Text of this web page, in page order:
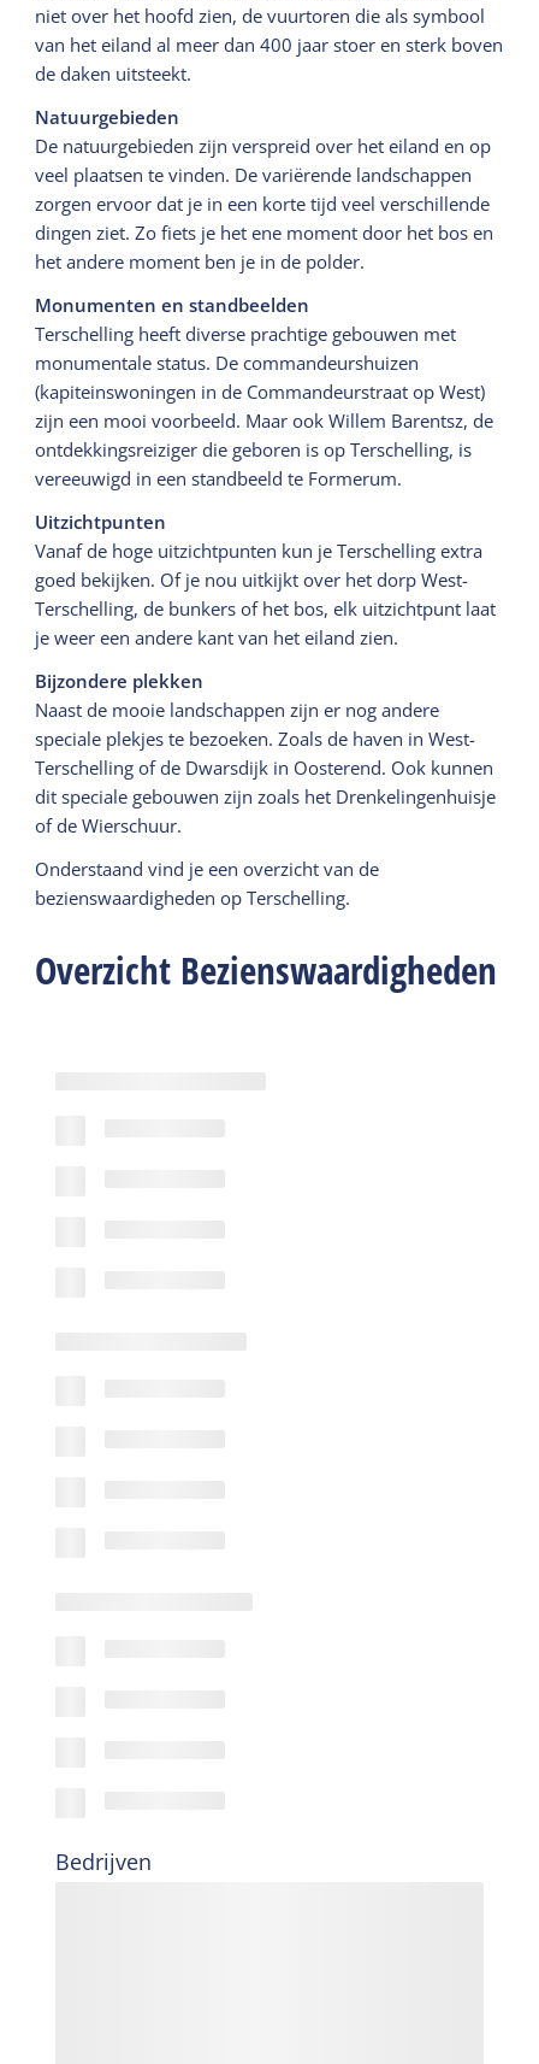
niet over het hoofd zien, de vuurtoren die als symbool
van het eiland al meer dan 400 jaar stoer en sterk boven
de daken uitsteekt.
Natuurgebieden
De natuurgebieden zijn verspreid over het eiland en op
veel plaatsen te vinden. De variërende landschappen
zorgen ervoor dat je in een korte tijd veel verschillende
dingen ziet. Zo fiets je het ene moment door het bos en
het andere moment ben je in de polder.
Monumenten en standbeelden
Terschelling heeft diverse prachtige gebouwen met
monumentale status. De commandeurshuizen
(kapiteinswoningen in de Commandeurstraat op West)
zijn een mooi voorbeeld. Maar ook Willem Barentsz, de
ontdekkingsreiziger die geboren is op Terschelling, is
vereeuwigd in een standbeeld te Formerum.
Uitzichtpunten
Vanaf de hoge uitzichtpunten kun je Terschelling extra
goed bekijken. Of je nou uitkijkt over het dorp West-
Terschelling, de bunkers of het bos, elk uitzichtpunt laat
je weer een andere kant van het eiland zien.
Bijzondere plekken
Naast de mooie landschappen zijn er nog andere
speciale plekjes te bezoeken. Zoals de haven in West-
Terschelling of de Dwarsdijk in Oosterend. Ook kunnen
dit speciale gebouwen zijn zoals het Drenkelingenhuisje
of de Wierschuur.
Onderstaand vind je een overzicht van de
bezienswaardigheden op Terschelling.
Overzicht Bezienswaardigheden
Bedrijven